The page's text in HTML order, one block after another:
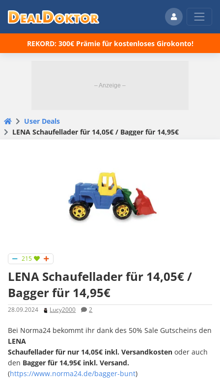
REKORD: 300€ Prämie für kostenloses Girokonto!
User Deals
LENA Schaufellader für 14,05€ / Bagger für 14,95€
215
LENA Schaufellader für 14,05€ /
Bagger für 14,95€
28.09.2024 Lucy2000 2
Bei Norma24 bekommt ihr dank des 50% Sale Gutscheins den
LENA
Schaufellader für nur 14,05€ inkl. Versandkosten oder auch
den Bagger für 14,95€ inkl. Versand.
(https://www.norma24.de/bagger-bunt)